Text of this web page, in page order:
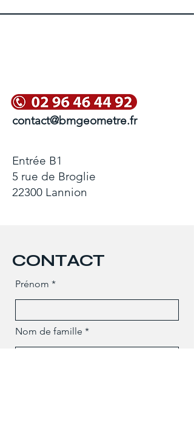
contact@bmgeometre.fr
Entrée B1
5 rue de Broglie
22300 Lannion
CONTACT
Prénom
Nom de famille